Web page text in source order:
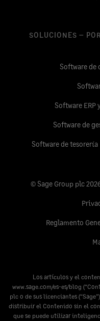
SOLUCIONES –
Software
Software ERP
Software de
Software de tesorería
© Sage Group plc
Reglamento
Los artículos y el
www.sage.com/es-es/blog
plc o de sus licenciantes
distribuir el Contenido sin el
que se puede utilizar